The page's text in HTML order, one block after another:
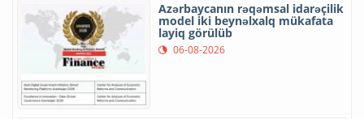
Azərbaycanın rəqəmsal idarəçilik
model iki beynəlxalq mükafata
layiq görülüb
06-08-2026